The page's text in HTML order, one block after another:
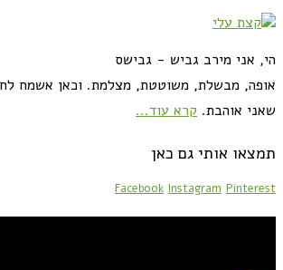
הי, אני מירב גביש - גבישס
אופה, מבשלת, משוטטת, מצלמת. וכאן אשמח
שאני אוהבת. קרא עוד...
תמצאו אותי גם כאן
Facebook Instagram Pinterest